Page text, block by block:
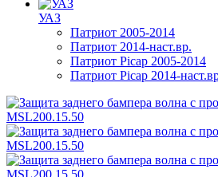
УАЗ
Патриот 2005-2014
Патриот 2014-наст.вр.
Патриот Picap 2005-2014
Патриот Picap 2014-